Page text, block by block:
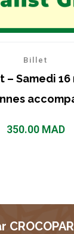
Billet
– Samedi
350.00MAD